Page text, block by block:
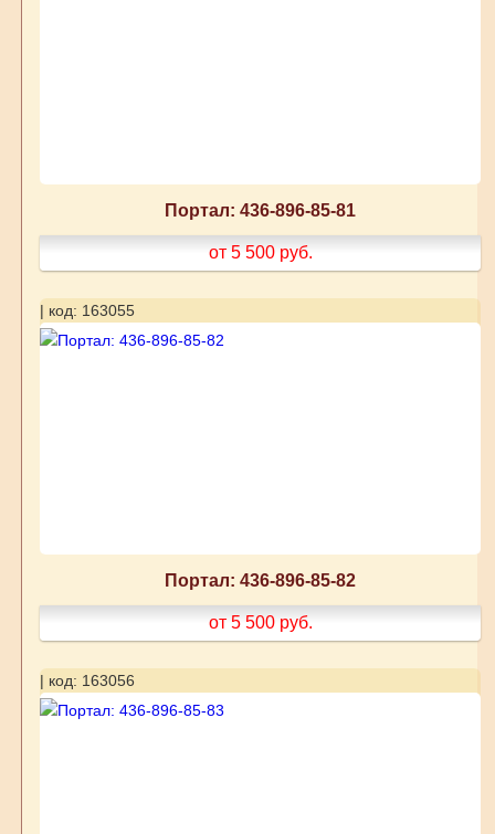
Портал: 436-896-85-81
от 5 500 руб.
| код: 163055
Портал: 436-896-85-82
от 5 500 руб.
| код: 163056